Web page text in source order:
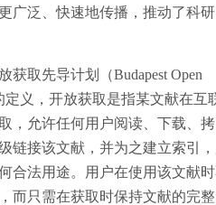
广泛、快速地传播，推动了科
取先导计划（Budapest Open
定义，开放获取是指某文献在互
，允许任何用户阅读、下载、拷
链接该文献，并为之建立索引
合法用途。用户在使用该文献
而只需在获取时保持文献的完整